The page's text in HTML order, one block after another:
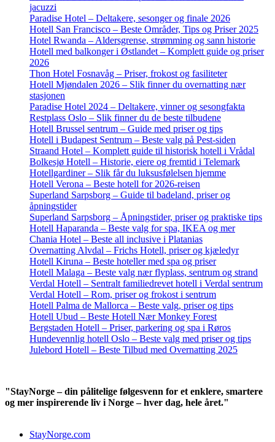
jacuzzi
Paradise Hotel – Deltakere, sesonger og finale 2026
Hotell San Francisco – Beste Områder, Tips og Priser 2025
Hotel Rwanda – Aldersgrense, strømming og sann historie
Hotell med balkonger i Østlandet – Komplett guide og priser
2026
Thon Hotel Fosnavåg – Priser, frokost og fasiliteter
Hotell Mjøndalen 2026 – Slik finner du overnatting nær
stasjonen
Paradise Hotel 2024 – Deltakere, vinner og sesongfakta
Restplass Oslo – Slik finner du de beste tilbudene
Hotell Brussel sentrum – Guide med priser og tips
Hotell i Budapest Sentrum – Beste valg på Pest-siden
Straand Hotel – Komplett guide til historisk hotell i Vrådal
Bolkesjø Hotell – Historie, eiere og fremtid i Telemark
Hotellgardiner – Slik får du luksusfølelsen hjemme
Hotell Verona – Beste hotell for 2026-reisen
Superland Sarpsborg – Guide til badeland, priser og
åpningstider
Superland Sarpsborg – Åpningstider, priser og praktiske tips
Hotell Haparanda – Beste valg for spa, IKEA og mer
Chania Hotel – Beste all inclusive i Platanias
Overnatting Alvdal – Frichs Hotell, priser og kjæledyr
Hotell Kiruna – Beste hoteller med spa og priser
Hotell Malaga – Beste valg nær flyplass, sentrum og strand
Verdal Hotell – Sentralt familiedrevet hotell i Verdal sentrum
Verdal Hotell – Rom, priser og frokost i sentrum
Hotell Palma de Mallorca – Beste valg, priser og tips
Hotell Ubud – Beste Hotell Nær Monkey Forest
Bergstaden Hotell – Priser, parkering og spa i Røros
Hundevennlig hotell Oslo – Beste valg med priser og tips
Julebord Hotell – Beste Tilbud med Overnatting 2025
"StayNorge – din pålitelige følgesvenn for et enklere, smartere
og mer inspirerende liv i Norge – hver dag, hele året."
StayNorge.com